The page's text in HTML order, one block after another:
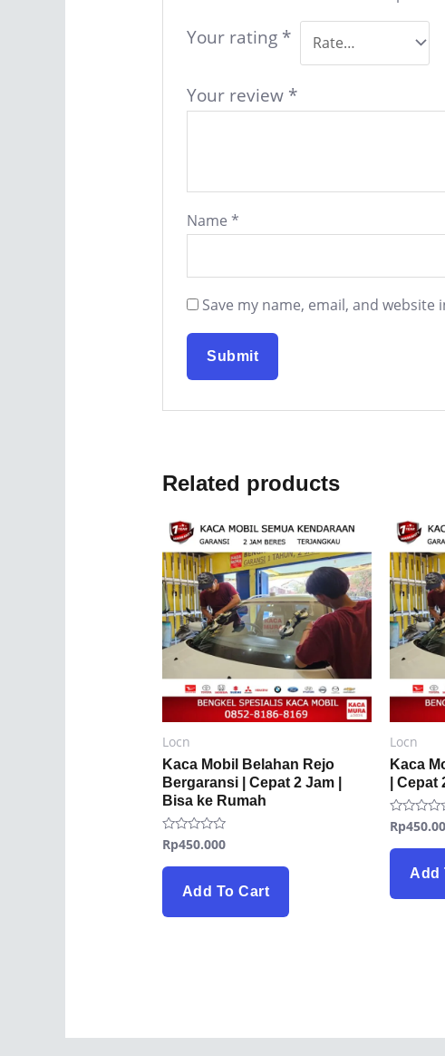
Your rating *
Your review *
Name *
Save my name, email, and
Related products
Locn
Kaca Mobil Belahan Rejo
Bergaransi | Cepat 2 Jam |
Bisa ke Rumah
Rated
0
out
Rp450.000
Add To Cart
Locn
Kaca
|
Rated
0
out
Rp
Add